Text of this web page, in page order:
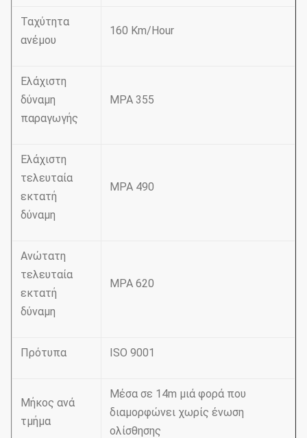
Ταχύτητα
ανέμου
160 Km/Hour
Ελάχιστη
δύναμη
παραγωγής
MPA 355
Ελάχιστη
τελευταία
εκτατή
δύναμη
MPA 490
Ανώτατη
τελευταία
εκτατή
δύναμη
MPA 620
Πρότυπα ISO 9001
Μήκος ανά
τμήμα
Μέσα σε 14m μιά φορά που
διαμορφώνει χωρίς ένωση
ολίσθησης